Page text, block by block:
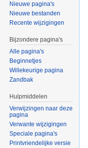
Nieuwe pagina's
Nieuwe bestanden
Recente wijzigingen
Bijzondere pagina's
Alle pagina's
Beginnetjes
Willekeurige pagina
Zandbak
Hulpmiddelen
Verwijzingen naar deze
pagina
Verwante wijzigingen
Speciale pagina's
Printvriendelijke versie